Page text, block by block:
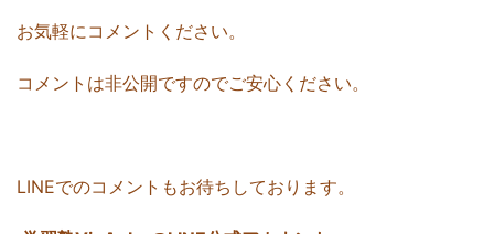
お気軽にコメントください。
コメントは非公開ですのでご安心ください。
LINEでのコメントもお待ちしております。